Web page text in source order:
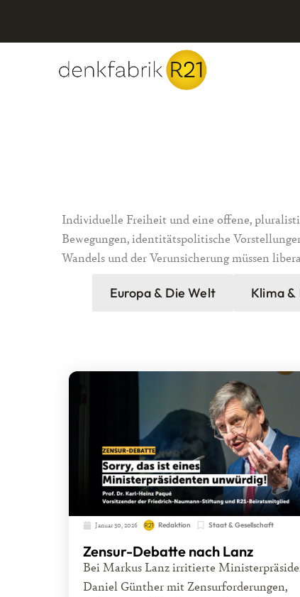
Individuelle Freiheit und eine offene,
Bewegungen, identitätspolitische
Wandels und der Verunsicherung müssen
Europa & Die Welt Klima &
Januar 30, 2026 Redaktion Staat & Gesellschaft
Zensur-Debatte nach Lanz
Bei Markus Lanz irritierte
Daniel Günther mit Zensurforderungen,